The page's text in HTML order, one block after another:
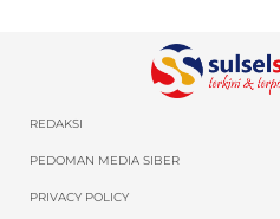
REDAKSI
PEDOMAN MEDIA SIBER
PRIVACY POLICY